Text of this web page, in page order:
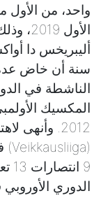
واحد، من الأول
الأول
سنة أن خاض عدة
الناشطة في
المكسيك
2012. وأنهى
الدوري